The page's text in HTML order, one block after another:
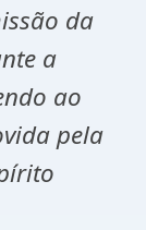
da
a
ao
pela